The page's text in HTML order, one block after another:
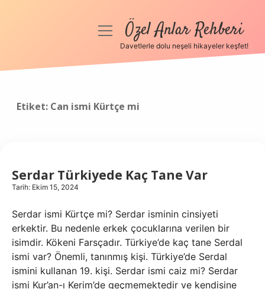
Anasayfa
menüyüÖzel Anlar Rehberi
Davetlerle dolu neşeli hikayeler keşfet!
Etiket: Can ismi Kürtçe mi
Serdar Türkiyede Kaç Tane Var
Tarih: Ekim 15, 2024
Serdar ismi Kürtçe mi? Serdar isminin cinsiyeti
erkektir. Bu nedenle erkek çocuklarına verilen bir
isimdir. Kökeni Farsçadır. Türkiye’de kaç tane Serdal
ismi var? Önemli, tanınmış kişi. Türkiye’de Serdal
ismini kullanan 19. kişi. Serdar ismi caiz mi? Serdar
ismi Kur’an-ı Kerim’de geçmemektedir ve kendisine